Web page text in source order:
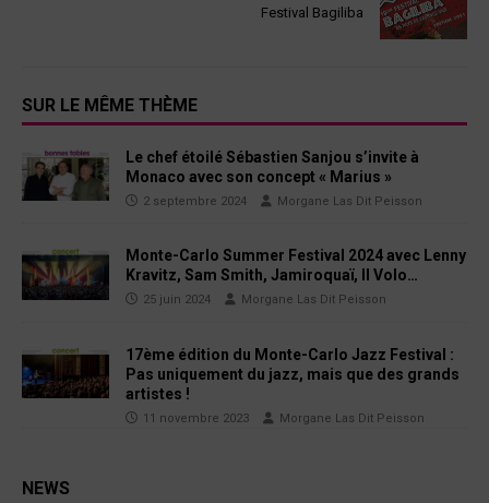
Festival Bagiliba
SUR LE MÊME THÈME
Le chef étoilé Sébastien Sanjou s’invite à
Monaco avec son concept « Marius »
2 septembre 2024 Morgane Las Dit Peisson
Monte-Carlo Summer Festival 2024 avec Lenny
Kravitz, Sam Smith, Jamiroquaï, Il Volo…
25 juin 2024 Morgane Las Dit Peisson
17ème édition du Monte-Carlo Jazz Festival :
Pas uniquement du jazz, mais que des grands
artistes !
11 novembre 2023 Morgane Las Dit Peisson
NEWS